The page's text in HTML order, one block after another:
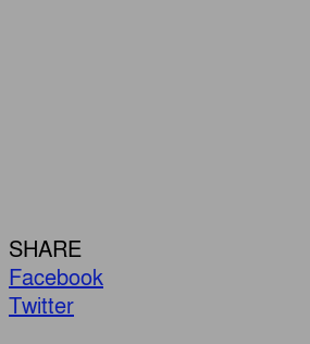
SHARE
Facebook
Twitter